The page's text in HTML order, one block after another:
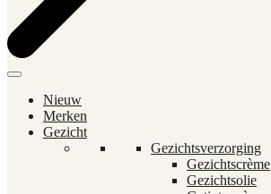
Nieuw
Merken
Gezicht
Gezichtsverzorging
Gezichtscrème
Gezichtsolie